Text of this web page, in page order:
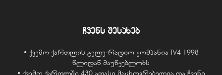
ჩვენს შესახებ
• ქვემო ქართლის ტელე-რადიო კომპანია TV4 1998
წლიდან მაუწყებლობს
• ქვემო ქართლში 430 ათასი მაცხოვრებელია და ჩვენი